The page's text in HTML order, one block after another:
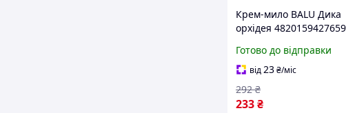
Крем-мило BALU Дика
орхідея 4820159427659
Готово до відправки
від23₴/міс
233₴
292 ₴